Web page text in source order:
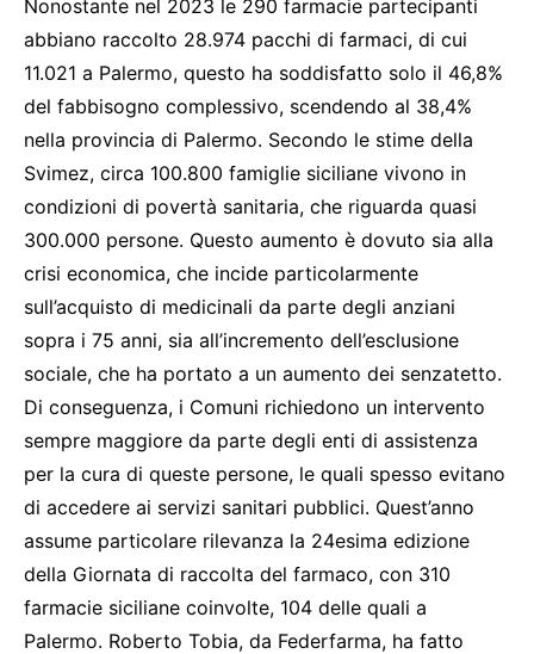
Nonostante nel 2023 le 290 farmacie partecipanti
abbiano raccolto 28.974 pacchi di farmaci, di cui
11.021 a Palermo, questo ha soddisfatto solo il 46,8%
del fabbisogno complessivo, scendendo al 38,4%
nella provincia di Palermo. Secondo le stime della
Svimez, circa 100.800 famiglie siciliane vivono in
condizioni di povertà sanitaria, che riguarda quasi
300.000 persone. Questo aumento è dovuto sia alla
crisi economica, che incide particolarmente
sull’acquisto di medicinali da parte degli anziani
sopra i 75 anni, sia all’incremento dell’esclusione
sociale, che ha portato a un aumento dei senzatetto.
Di conseguenza, i Comuni richiedono un intervento
sempre maggiore da parte degli enti di assistenza
per la cura di queste persone, le quali spesso evitano
di accedere ai servizi sanitari pubblici. Quest’anno
assume particolare rilevanza la 24esima edizione
della Giornata di raccolta del farmaco, con 310
farmacie siciliane coinvolte, 104 delle quali a
Palermo. Roberto Tobia, da Federfarma, ha fatto